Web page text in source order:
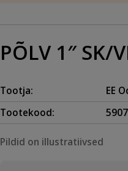
PÕLV 1″ SK/
Tootja:
EE
Tootekood:
Pildid on illustratiivsed